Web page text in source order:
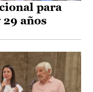
para
29 años